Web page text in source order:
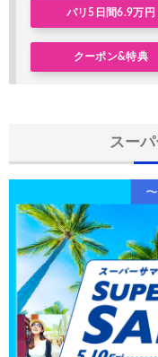
サプライス) 海
02/03 HIS) 旅のセレク
サプライス) 海
HIS) 夏旅キャ
パリ5日間6.9万円
クーポン&特典
スー